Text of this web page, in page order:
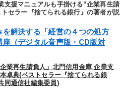
支援マニュアルも手掛ける“企業再生請
セラー『捨てられる銀行』の著者が説
を解決する「経営の４つの処方
座（デジタル音声版・CD版対
業再生請負人」北門信用金庫 企業支
卓典(ベストセラー『捨てられる銀
同通信社編集委員)